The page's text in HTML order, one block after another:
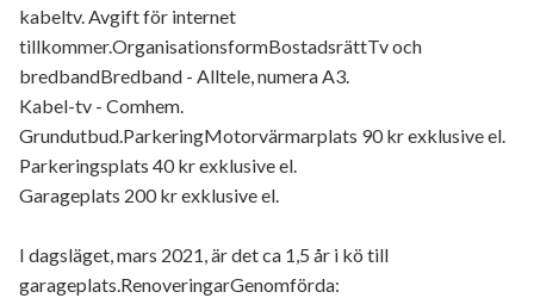
kabeltv. Avgift för internet
tillkommer.OrganisationsformBostadsrättTv och
bredbandBredband - Alltele, numera A3.
Kabel-tv - Comhem.
Grundutbud.ParkeringMotorvärmarplats 90 kr exklusive el.
Parkeringsplats 40 kr exklusive el.
Garageplats 200 kr exklusive el.
I dagsläget, mars 2021, är det ca 1,5 år i kö till
garageplats.RenoveringarGenomförda: